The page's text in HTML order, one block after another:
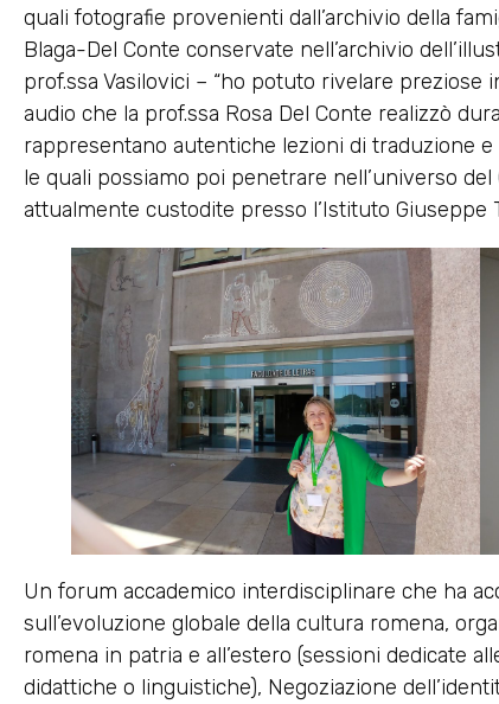
quali fotografie provenienti dall’archivio della
Blaga-Del Conte conservate nell’archivio
prof.ssa Vasilovici – “ho potuto rivelare
audio che la prof.ssa Rosa Del Conte realizzò
rappresentano autentiche lezioni di traduzione
le quali possiamo poi penetrare nell’universo
attualmente custodite presso l’Istituto Giuseppe
Un forum accademico interdisciplinare che ha
sull’evoluzione globale della cultura romena,
romena in patria e all’estero (sessioni dedicate
didattiche o linguistiche), Negoziazione